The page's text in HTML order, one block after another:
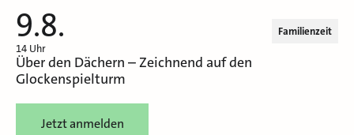
9.8.
14 Uhr
Familienzeit
Über den Dächern – Zeichnend auf den
Glockenspielturm
Jetzt anmelden